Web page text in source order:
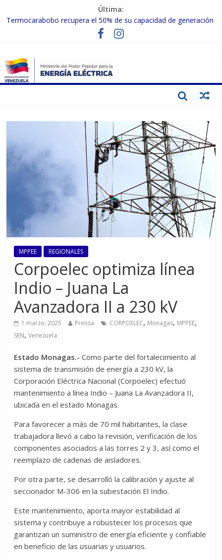
Última:
Termocarabobo recupera el 50% de su capacidad de generación
MPPEE avanza en la recuperación de infraestructuras eléctricas
Gobierno Nacional coordina acciones con el sector privado para
fortalecer el SEN ante el «Súper Niño»
Inspeccionan trabajos de rehabilitación en instalaciones del SEN
MPPEE REGIONALES
Corpoelec optimiza línea
Indio – Juana La
Avanzadora II a 230 kV
1 marzo, 2025 Prensa CORPOELEC, Monagas, MPPEE,
SEN,Venezuela
Estado Monagas.- Como parte del fortalecimiento al
sistema de transmisión de energía a 230 kV, la
Corporación Eléctrica Nacional (Corpoelec) efectuó
mantenimiento a línea Indio – Juana La Avanzadora II,
ubicada en el estado Monagas.
Para favorecer a más de 70 mil habitantes, la clase
trabajadora llevó a cabo la revisión, verificación de los
componentes asociados a las torres 2 y 3, así como el
reemplazo de cadenas de aisladores.
Por otra parte, se desarrolló la calibración y ajuste al
seccionador M-306 en la subestación El Indio.
Este mantenimiento, aporta mayor estabilidad al
sistema y contribuye a robustecer los procesos que
garantizan un suministro de energía eficiente y confiable
en beneficio de las usuarias y usuarios.